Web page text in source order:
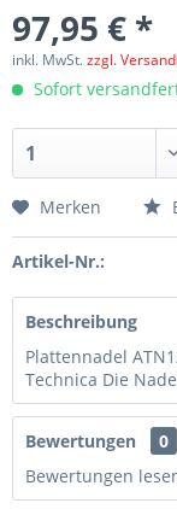
97,95 € *
inkl. MwSt.zzgl.
Sofort
Merken
Artikel-Nr.:
Beschreibung
Plattennadel
Technica Die
Bewertungen
0
Bewertungen